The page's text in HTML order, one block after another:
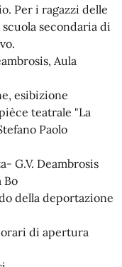
Per i ragazzi delle
secondaria di
Aula
esibizione
teatrale "La
Paolo
G.V. Deambrosis
Bo
della deportazione
orari di apertura